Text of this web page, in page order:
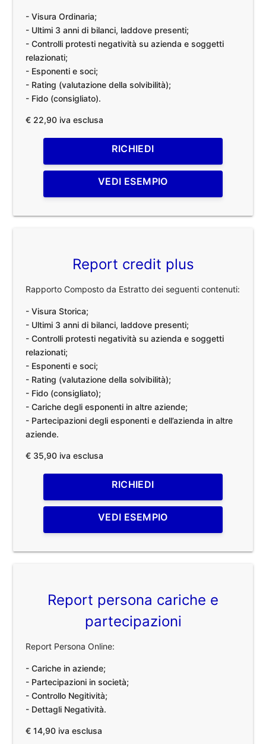
- Visura Ordinaria;
- Ultimi 3 anni di bilanci, laddove presenti;
- Controlli protesti negatività su azienda e soggetti
relazionati;
- Esponenti e soci;
- Rating (valutazione della solvibilità);
- Fido (consigliato).
€ 22,90 iva esclusa
RICHIEDI
VEDI ESEMPIO
Report credit plus
Rapporto Composto da Estratto dei seguenti contenuti:
- Visura Storica;
- Ultimi 3 anni di bilanci, laddove presenti;
- Controlli protesti negatività su azienda e soggetti
relazionati;
- Esponenti e soci;
- Rating (valutazione della solvibilità);
- Fido (consigliato);
- Cariche degli esponenti in altre aziende;
- Partecipazioni degli esponenti e dell’azienda in altre
aziende.
€ 35,90 iva esclusa
RICHIEDI
VEDI ESEMPIO
Report persona cariche e
partecipazioni
Report Persona Online:
- Cariche in aziende;
- Partecipazioni in società;
- Controllo Negitività;
- Dettagli Negatività.
€ 14,90 iva esclusa